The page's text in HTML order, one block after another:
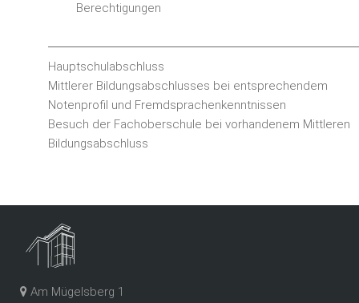
Berechtigungen
Hauptschulabschluss
Mittlerer Bildungsabschlusses bei entsprechendem
Notenprofil und Fremdsprachenkenntnissen
Besuch der Fachoberschule bei vorhandenem Mittleren
Bildungsabschluss
Am Mügelsberg 1